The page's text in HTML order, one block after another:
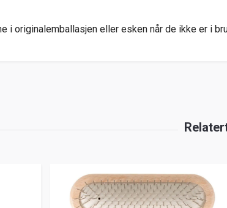
i originalemballasjen eller esken når de ikke er i